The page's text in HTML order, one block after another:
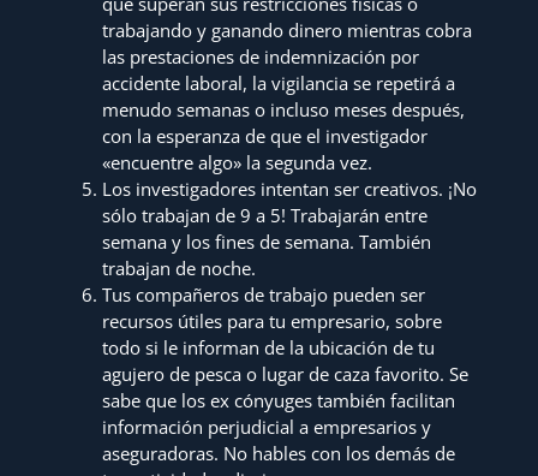
trabajando y ganando dinero mientras cobra
las prestaciones de indemnización por
accidente laboral, la vigilancia se repetirá a
menudo semanas o incluso meses después,
con la esperanza de que el investigador
«encuentre algo» la segunda vez.
Los investigadores intentan ser creativos. ¡No
sólo trabajan de 9 a 5! Trabajarán entre
semana y los fines de semana. También
trabajan de noche.
Tus compañeros de trabajo pueden ser
recursos útiles para tu empresario, sobre
todo si le informan de la ubicación de tu
agujero de pesca o lugar de caza favorito. Se
sabe que los ex cónyuges también facilitan
información perjudicial a empresarios y
aseguradoras. No hables con los demás de